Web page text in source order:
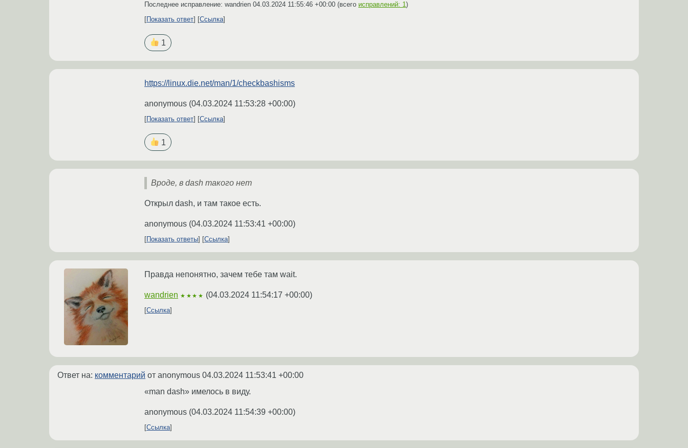
Последнее исправление: wandrien 04.03.2024 11:55:46 +00:00 (всего исправлений: 1)
Показать ответ
Ссылка
1
https://linux.die.net/man/1/checkbashisms
anonymous (04.03.2024 11:53:28 +00:00)
Показать ответ Ссылка
1
Вроде, в dash такого нет
Открыл dash, и там такое есть.
anonymous (04.03.2024 11:53:41 +00:00)
Показать ответы Ссылка
Правда непонятно, зачем тебе там wait.
wandrien ★★★★ (04.03.2024 11:54:17 +00:00)
Ссылка
Ответ на: комментарий от anonymous 04.03.2024 11:53:41 +00:00
«man dash» имелось в виду.
anonymous (04.03.2024 11:54:39 +00:00)
Ссылка